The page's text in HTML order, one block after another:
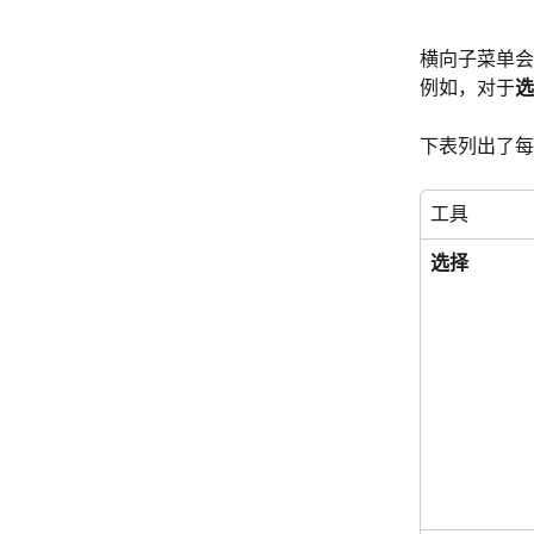
横向子菜单
例如，对于
下表列出了
工具
选择